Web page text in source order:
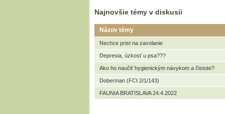
Najnovšie témy v diskusii
Názov témy
Nechce prist na zavolanie
Depresia, úzkosť u psa???
Ako ho naučiť hygienickým návykom a čistote?
Doberman (FCI 2/1/143)
FAUNIA BRATISLAVA 24.4.2022